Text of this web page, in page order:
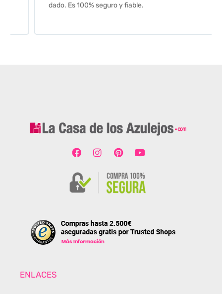
dado. Es 100% seguro y fiable.
ENLACES